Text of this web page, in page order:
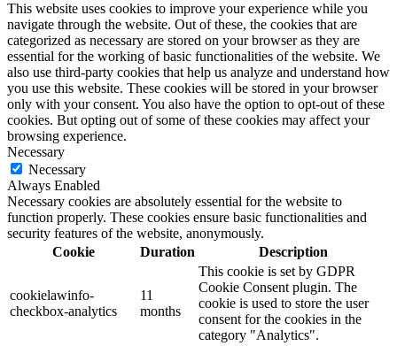
This website uses cookies to improve your experience while you
navigate through the website. Out of these, the cookies that are
categorized as necessary are stored on your browser as they are
essential for the working of basic functionalities of the website. We
also use third-party cookies that help us analyze and understand how
you use this website. These cookies will be stored in your browser
only with your consent. You also have the option to opt-out of these
cookies. But opting out of some of these cookies may affect your
browsing experience.
Necessary
Necessary
Always Enabled
Necessary cookies are absolutely essential for the website to
function properly. These cookies ensure basic functionalities and
security features of the website, anonymously.
Cookie
Duration Description
cookielawinfo-
checkbox-analytics
11
months
This cookie is set by GDPR
Cookie Consent plugin. The
cookie is used to store the user
consent for the cookies in the
category "Analytics".